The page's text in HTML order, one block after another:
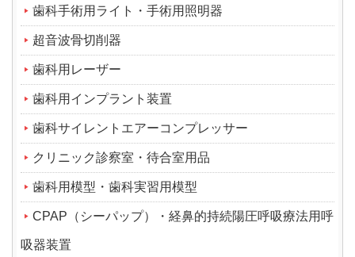
歯科手術用ライト・手術用照明器
超音波骨切削器
歯科用レーザー
歯科用インプラント装置
歯科サイレントエアーコンプレッサー
クリニック診察室・待合室用品
歯科用模型・歯科実習用模型
CPAP（シーパップ）・経鼻的持続陽圧呼吸療法用呼
吸器装置